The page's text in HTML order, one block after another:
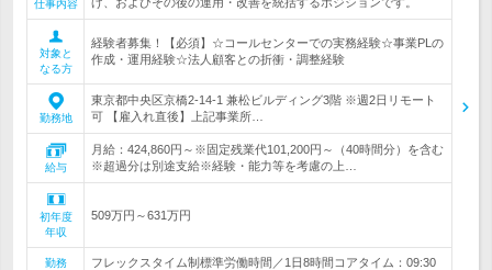
仕事内容
対象と
なる方
経験者募集！【必須】☆コールセンターでの実務経験☆事業PLの
作成・運用経験☆法人顧客との折衝・調整経験
勤務地
東京都中央区京橋2-14-1 兼松ビルディング3階 ※週2日リモート
可 【雇入れ直後】上記事業所…
給与
月給：424,860円～※固定残業代101,200円～（40時間分）を含む
※超過分は別途支給※経験・能力等を考慮の上…
初年度
年収
509万円～631万円
勤務
フレックスタイム制標準労働時間／1日8時間コアタイム：09:30